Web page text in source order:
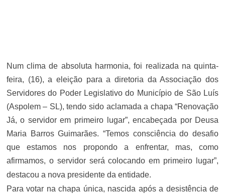
Num clima de absoluta harmonia, foi realizada na quinta-
feira, (16), a eleição para a diretoria da Associação dos
Servidores do Poder Legislativo do Município de São Luís
(Aspolem – SL), tendo sido aclamada a chapa “Renovação
Já, o servidor em primeiro lugar”, encabeçada por Deusa
Maria Barros Guimarães. “Temos consciência do desafio
que estamos nos propondo a enfrentar, mas, como
afirmamos, o servidor será colocando em primeiro lugar”,
destacou a nova presidente da entidade.
Para votar na chapa única, nascida após a desistência de